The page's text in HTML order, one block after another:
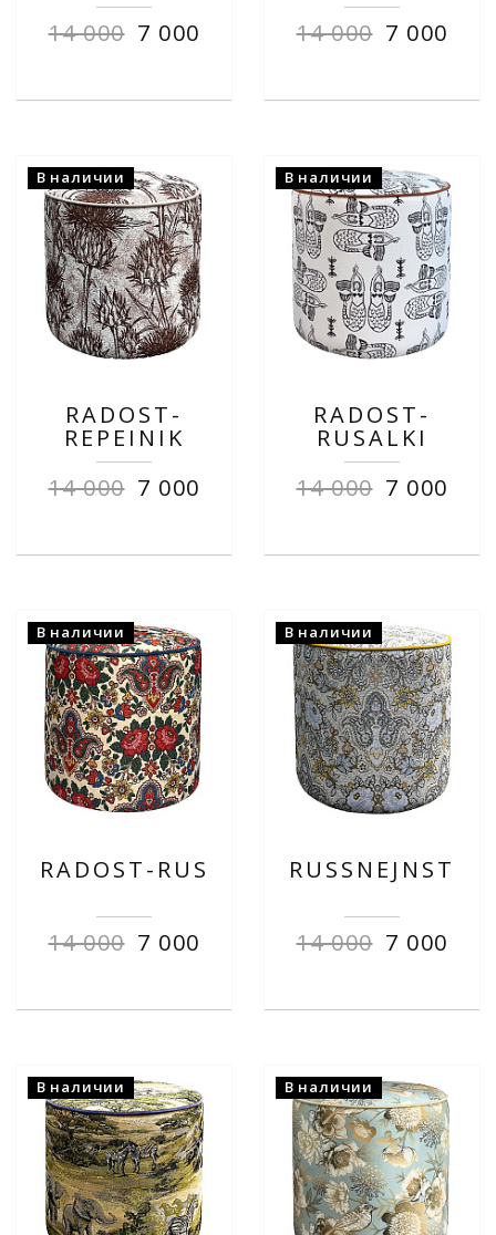
14 000 7 000
14 000 7 000
В наличии
RADOST-
REPEINIK
14 000 7 000
В наличии
RADOST-
RUSALKI
14 000 7 000
В наличии
RADOST-RUS
14 000 7 000
В наличии
RUSSNEJNST
14 000 7 000
В наличии В наличии